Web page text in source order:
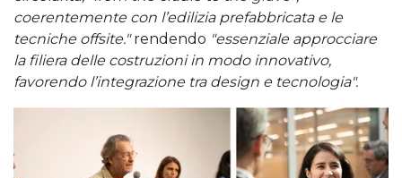
coerentemente con l’edilizia prefabbricata e le
tecniche offsite."rendendo "essenziale approcciare
la filiera delle costruzioni in modo innovativo,
favorendo l’integrazione tra design e tecnologia".